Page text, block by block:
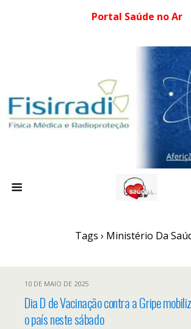
Portal Saúde no Ar
Tags › Ministério Da
10 DE MAIO DE 2025
Dia D de Vacinação contra a Gripe
o país neste sábado